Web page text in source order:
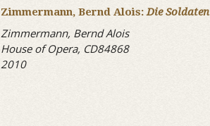
Zimmermann, Bernd Alois:Die Soldaten
Zimmermann, Bernd Alois
House of Opera, CD84868
2010